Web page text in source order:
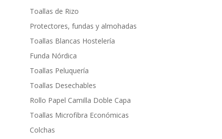
Toallas de Rizo
Protectores, fundas y almohadas
Toallas Blancas Hostelería
Funda Nórdica
Toallas Peluquería
Toallas Desechables
Rollo Papel Camilla Doble Capa
Toallas Microfibra Económicas
Colchas